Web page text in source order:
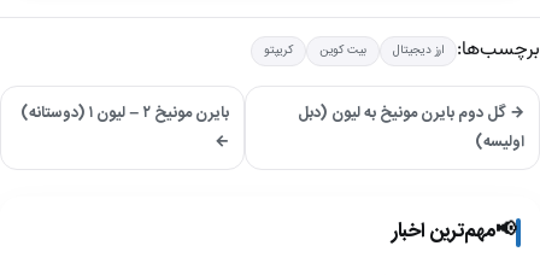
برچسب‌ها: ارز دیجیتال بیت کوین کریپتو
→ گل دوم بایرن مونیخ به لیون (دبل
اولیسه)
بایرن مونیخ ۲ – لیون ۱ (دوستانه)
←
📢مهم‌ترین اخبار